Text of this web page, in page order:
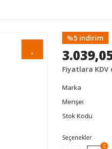
%5 indirim
Fiyatlara KDV
Marka
Menşei
Stok Kodu
Seçenekler